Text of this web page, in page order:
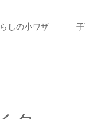
しの小ワザ